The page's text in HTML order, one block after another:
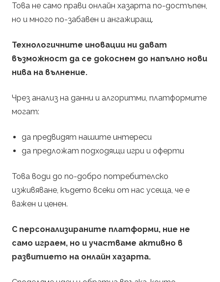
Това не само прави онлайн хазарта по-достъпен,
но и много по-забавен и ангажиращ.
Технологичните иновации ни дават
възможност да се докоснем до напълно нови
нива на вълнение.
Чрез анализ на данни и алгоритми, платформите
могат:
да предвидят нашите интереси
да предложат подходящи игри и оферти
Това води до по-добро потребителско
изживяване, където всеки от нас усеща, че е
важен и ценен.
С персонализираните платформи, ние не
само играем, но и участваме активно в
развитието на онлайн хазарта.